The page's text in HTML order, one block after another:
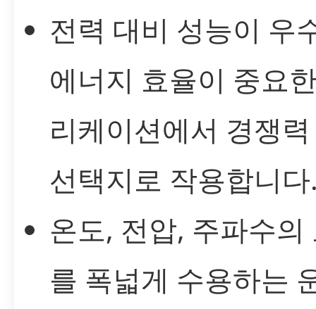
전력 대비 성능이 우
에너지 효율이 중요
리케이션에서 경쟁
선택지로 작용합니
온도, 전압, 주파수의
를 폭넓게 수용하는